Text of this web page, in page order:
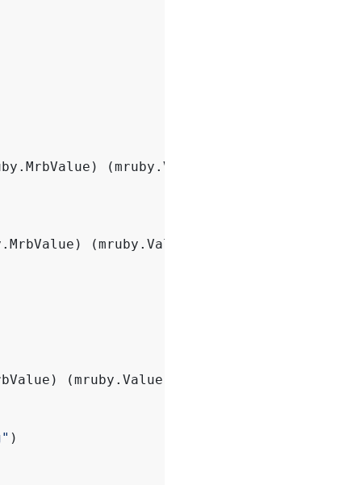
. MrbValue ) (mruby . Value
. MrbValue ) (mruby . Value
) (mruby . Value
)